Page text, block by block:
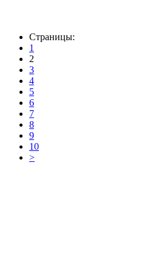
Страницы:
1
2
3
4
5
6
7
8
9
10
>